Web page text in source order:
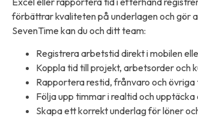
förbättrar kvaliteten på underlagen och gör
SevenTime kan du och ditt team:
Registrera arbetstid direkt i mobilen
Koppla tid till projekt, arbetsorder och
Rapportera restid, frånvaro och
Följa upp timmar i realtid och
Skapa ett korrekt underlag för löner